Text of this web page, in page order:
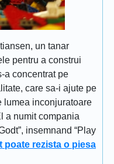
un tanar
pentru a construi
a concentrat pe
care sa-i ajute pe
lumea inconjuratoare
a numit compania
insemnand “Play
poate rezista o piesa